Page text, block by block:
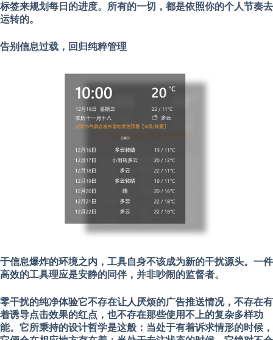
标签来规划每日的进度。所有的一切，都是依照你的个人节奏去
运转的。
告别信息过载，回归纯粹管理
于信息爆炸的环境之内，工具自身不该成为新的干扰源头。一件
高效的工具理应是安静的同伴，并非吵闹的监督者。
零干扰的纯净体验它不存在让人厌烦的广告推送情况，不存在有
着诱导点击效果的红点，也不存在那些使用不上的复杂多样功
能。它所秉持的设计哲学是这般：当处于有着诉求情形的时候，